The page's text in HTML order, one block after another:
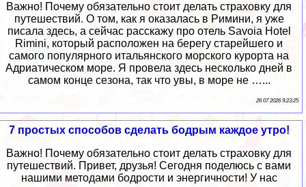
Важно! Почему обязательно стоит делать страховку для
путешествий. О том, как я оказалась в Римини, я уже
писала здесь, а сейчас расскажу про отель Savoia Hotel
Rimini, который расположен на берегу старейшего и
самого популярного итальянского морского курорта на
Адриатическом море. Я провела здесь несколько дней в
самом конце сезона, так что увы, в море не …...
26 07 2026 9:23:25
7 простых способов сделать бодрым каждое утро!
Важно! Почему обязательно стоит делать страховку для
путешествий. Привет, друзья! Сегодня поделюсь с вами
нашими методами бодрости и энергичности! У нас